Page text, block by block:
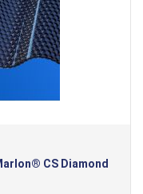
CS Diamond